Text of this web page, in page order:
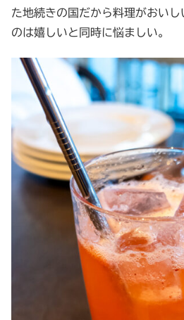
た地続きの国だから料理がおい
のは嬉しいと同時に悩ましい。